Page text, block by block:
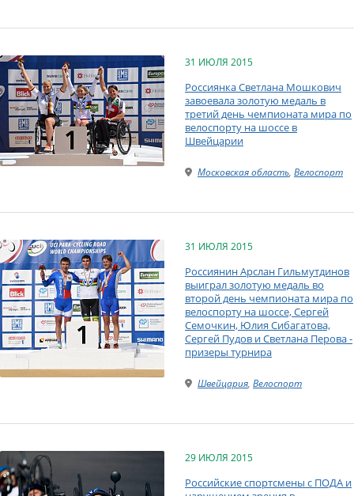
31 ИЮЛЯ 2015
Россиянка Светлана Мошкович
завоевала золотую медаль в
третий день чемпионата мира по
велоспорту на шоссе в
Швейцарии
Московская область, Велоспорт
31 ИЮЛЯ 2015
Россиянин Арслан Гильмутдинов
выиграл золотую медаль во
второй день чемпионата мира по
велоспорту на шоссе, Сергей
Семочкин, Юлия Сибагатова,
Сергей Пудов и Светлана Перова -
призеры турнира
Швейцария, Велоспорт
29 ИЮЛЯ 2015
Российские спортсмены с ПОДА и